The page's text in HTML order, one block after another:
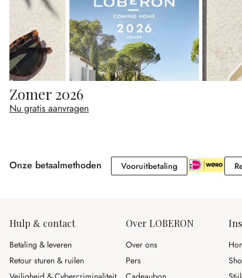
Zomer 2026
Nu gratis aanvragen
Onze betaalmethoden VooruitbetalingVooruitbetaling
Hulp & contact
Betaling & leveren
Retour sturen & ruilen
Over LOBERON
Over ons
Pers